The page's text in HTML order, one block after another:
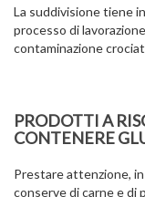
La suddivisione tiene
processo di
contaminazione
PRODOTTI A
CONTENERE
Prestare attenzione,
conserve di carne e di